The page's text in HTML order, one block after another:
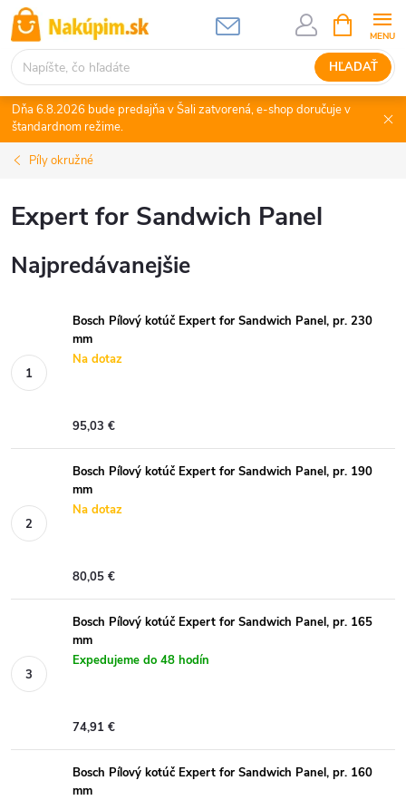
Prejsť
na
obsah
HĽADAŤ
KOŠÍK
Dňa 6.8.2026 bude predajňa v Šali zatvorená, e-shop doručuje v
štandardnom režime.
Píly okružné
Expert for Sandwich Panel
Najpredávanejšie
Bosch Pílový kotúč Expert for Sandwich Panel, pr. 230
mm
Na dotaz
95,03 €
Bosch Pílový kotúč Expert for Sandwich Panel, pr. 190
mm
Na dotaz
80,05 €
Bosch Pílový kotúč Expert for Sandwich Panel, pr. 165
mm
Expedujeme do 48 hodín
74,91 €
Bosch Pílový kotúč Expert for Sandwich Panel, pr. 160
mm